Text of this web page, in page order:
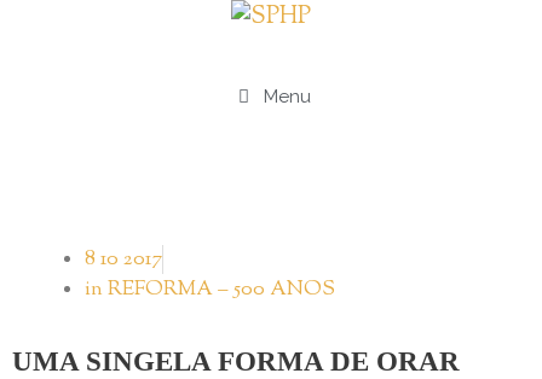
Menu
8 10 2017
inREFORMA – 500 ANOS
UMA SINGELA FORMA DE ORAR